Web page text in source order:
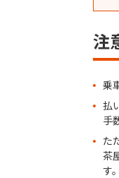
注
乗
払
手
た
茶
す。